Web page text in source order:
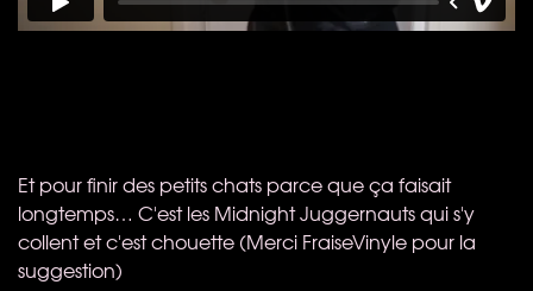
Et pour finir des petits chats parce que ça faisait
longtemps… C'est les Midnight Juggernauts qui s'y
collent et c'est chouette (Merci FraiseVinyle pour la
suggestion)